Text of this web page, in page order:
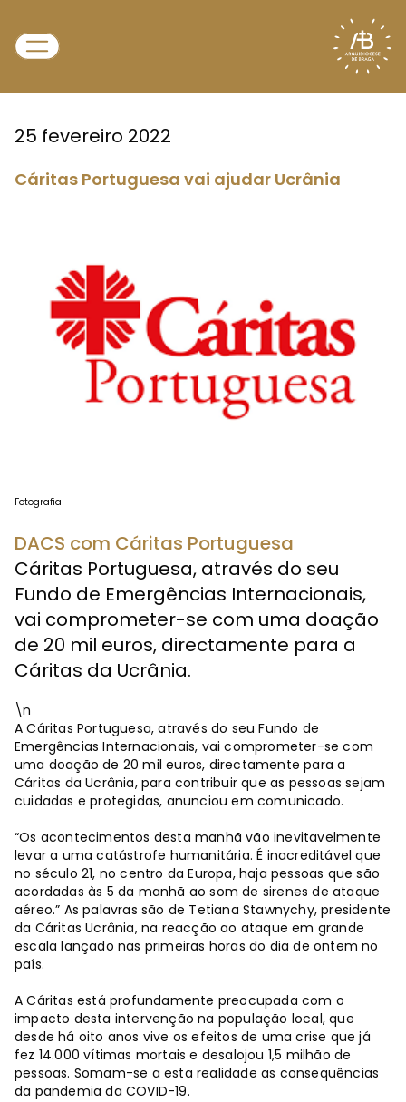
25 fevereiro 2022
Cáritas Portuguesa vai ajudar Ucrânia
Fotografia
DACS com Cáritas Portuguesa
Cáritas Portuguesa, através do seu
Fundo de Emergências Internacionais,
vai comprometer-se com uma doação
de 20 mil euros, directamente para a
Cáritas da Ucrânia.
\n
A Cáritas Portuguesa, através do seu Fundo de
Emergências Internacionais, vai comprometer-se com
uma doação de 20 mil euros, directamente para a
Cáritas da Ucrânia, para contribuir que as pessoas sejam
cuidadas e protegidas, anunciou em comunicado.
“Os acontecimentos desta manhã vão inevitavelmente
levar a uma catástrofe humanitária. É inacreditável que
no século 21, no centro da Europa, haja pessoas que são
acordadas às 5 da manhã ao som de sirenes de ataque
aéreo.” As palavras são de Tetiana Stawnychy, presidente
da Cáritas Ucrânia, na reacção ao ataque em grande
escala lançado nas primeiras horas do dia de ontem no
país.
A Cáritas está profundamente preocupada com o
impacto desta intervenção na população local, que
desde há oito anos vive os efeitos de uma crise que já
fez 14.000 vítimas mortais e desalojou 1,5 milhão de
pessoas. Somam-se a esta realidade as consequências
da pandemia da COVID-19.